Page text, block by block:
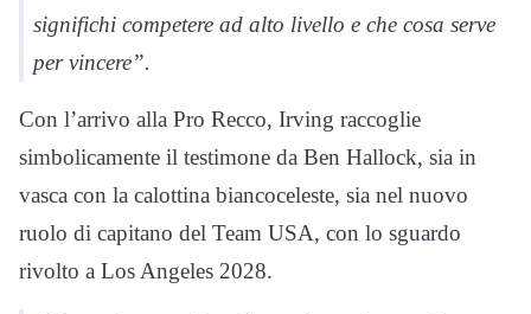
significhi competere ad alto livello e che cosa serve
per vincere”.
Con l’arrivo alla Pro Recco, Irving raccoglie
simbolicamente il testimone da Ben Hallock, sia in
vasca con la calottina biancoceleste, sia nel nuovo
ruolo di capitano del Team USA, con lo sguardo
rivolto a Los Angeles 2028.